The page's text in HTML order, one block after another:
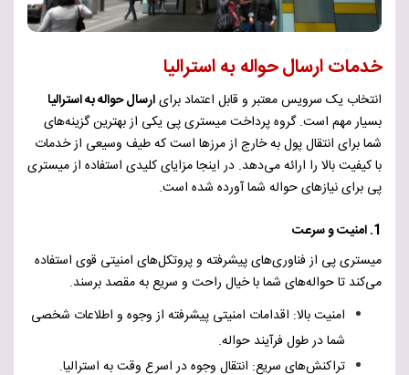
خدمات ارسال حواله به استرالیا
انتخاب یک سرویس معتبر و قابل اعتماد برایارسال حواله به استرالیا
بسیار مهم است. گروه پرداخت میستری پی یکی از بهترین گزینه‌های
شما برای انتقال پول به خارج از مرزها است که طیف وسیعی از خدمات
با کیفیت بالا را ارائه می‌دهد. در اینجا مزایای کلیدی استفاده از میستری
پی برای نیازهای حواله شما آورده شده است.
1. امنیت و سرعت
میستری پی از فناوری‌های پیشرفته و پروتکل‌های امنیتی قوی استفاده
می‌کند تا حواله‌های شما با خیال راحت و سریع به مقصد برسند.
امنیت بالا: اقدامات امنیتی پیشرفته از وجوه و اطلاعات شخصی
شما در طول فرآیند حواله.
تراکنش‌های سریع: انتقال وجوه در اسرع وقت به استرالیا.